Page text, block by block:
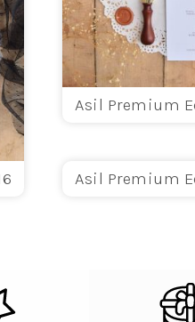
Asil Premium
Asil Premium